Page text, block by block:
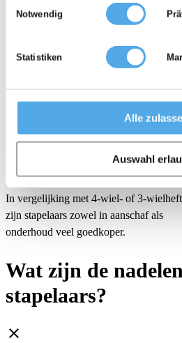
bereitgestellt haben oder die sie im
Notwendig
Statistiken
Alle
Auswahl
EENVOUDIGE BEDIENING
Meeloopapparaten vereisen alleen een
instructie door de leidinggevende. Om
stapelaar met bestuurdersplatform of
bestuurdersstoel te bedienen, moet een
heftruckcertificaat worden overgelegd.
done
In vergelijking met 4-wiel- of 3-
zijn stapelaars zowel in aanschaf als
onderhoud veel goedkoper.
Wat zijn de
stapelaars?
clear